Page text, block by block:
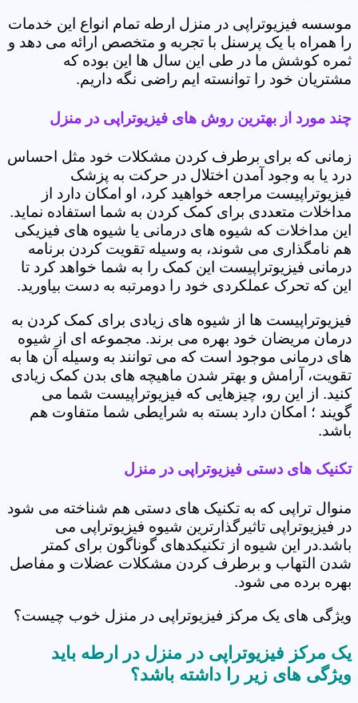
موسسه فیزیوتراپی در منزل ارطه تمام انواع این خدمات
را همراه با یک پرسنل با تجربه و متخصص ارائه می دهد و
ثمره کوشش ما در طی این سال ها این بوده که
مشتریان خود را توانسته ایم راضی نگه داریم.
چند مورد از بهترین روش های فیزیوتراپی در منزل
زمانی که برای برطرف کردن مشکلات خود مثل احساس
درد یا به وجود آمدن اختلال در حرکت به پزشک
فیزیوتراپیست مراجعه خواهید کرد، او امکان دارد از
مداخلات متعددی برای کمک کردن به شما استفاده نماید.
این مداخلات که شیوه های درمانی یا شیوه های فیزیکی
هم نامگذاری می شوند، به وسیله تقویت کردن برنامه
درمانی فیزیوتراپیست این کمک را به شما خواهد کرد تا
این که تحرک عملکردی خود را دومرتبه به دست بیاورید.
فیزیوتراپیست ها از شیوه های زیادی برای کمک کردن به
درمان مریضان خود بهره می برند. مجموعه ای از شیوه
های درمانی موجود است که می توانند به وسیله آن ها به
تقویت، آرامش و بهتر شدن ماهیچه های بدن کمک زیادی
کنید. از این رو، چیزهایی که فیزیوتراپیست شما می
گویند ؛ امکان دارد بسته به شرایطی شما متفاوت هم
باشد.
تکنیک های دستی فیزیوتراپی در منزل
منوال تراپی که به تکنیک های دستی هم شناخته می شود
در فیزیوتراپی تاثیرگذارترین شیوه فیزیوتراپی می
باشد.در این شیوه از تکنیکدهای گوناگون برای کمتر
شدن التهاب و برطرف کردن مشکلات عضلات و مفاصل
بهره برده می شود.
ویژگی های یک مرکز فیزیوتراپی در منزل خوب چیست؟
یک مرکز فیزیوتراپی در منزل در ارطه باید
ویژگی های زیر را داشته باشد؟